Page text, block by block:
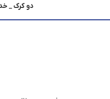
دو کرک _